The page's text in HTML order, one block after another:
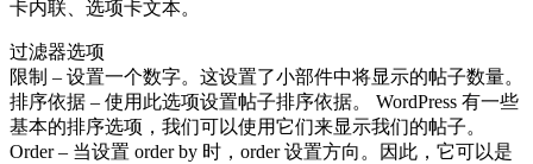
卡内联、选项卡文本。
过滤器选项
限制 – 设置一个数字。这设置了小部件中将显示的帖子数量。
排序依据 – 使用此选项设置帖子排序依据。 WordPress 有一些
基本的排序选项，我们可以使用它们来显示我们的帖子。
Order – 当设置 order by 时，order 设置方向。因此，它可以是